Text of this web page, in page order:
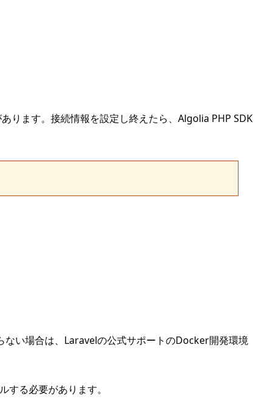
ります。接続情報を設定し終えたら、Algolia PHP SDK
い場合は、Laravelの公式サポートのDocker開発環境
る必要があります。